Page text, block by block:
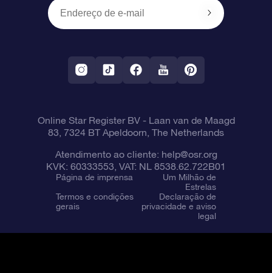
OSR Starsaver
Aplicativo RV Fly me to the stars
Política de devolução
Constelações
Online Star Register BV- Laan van de Maagd
83, 7324 BT Apeldoorn, The Netherlands
Atendimento ao cliente: help@osr.org
KVK: 60333553, VAT: NL 8538.62.722B01
Página de imprensa
Um Milhão de
Estrelas
Termos e condições
gerais
Declaração de
privacidade e aviso
legal